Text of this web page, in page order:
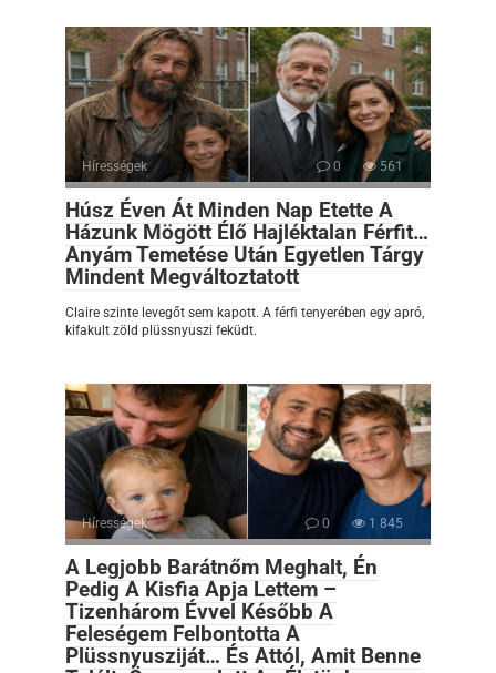
Hírességek 0 561
Húsz Éven Át Minden Nap Etette A
Házunk Mögött Élő Hajléktalan Férfit…
Anyám Temetése Után Egyetlen Tárgy
Mindent Megváltoztatott
Claire szinte levegőt sem kapott. A férfi tenyerében egy apró,
kifakult zöld plüssnyuszi feküdt.
Hírességek 0 1 845
A Legjobb Barátnőm Meghalt, Én
Pedig A Kisfia Apja Lettem –
Tizenhárom Évvel Később A
Feleségem Felbontotta A
Plüssnyusziját… És Attól, Amit Benne